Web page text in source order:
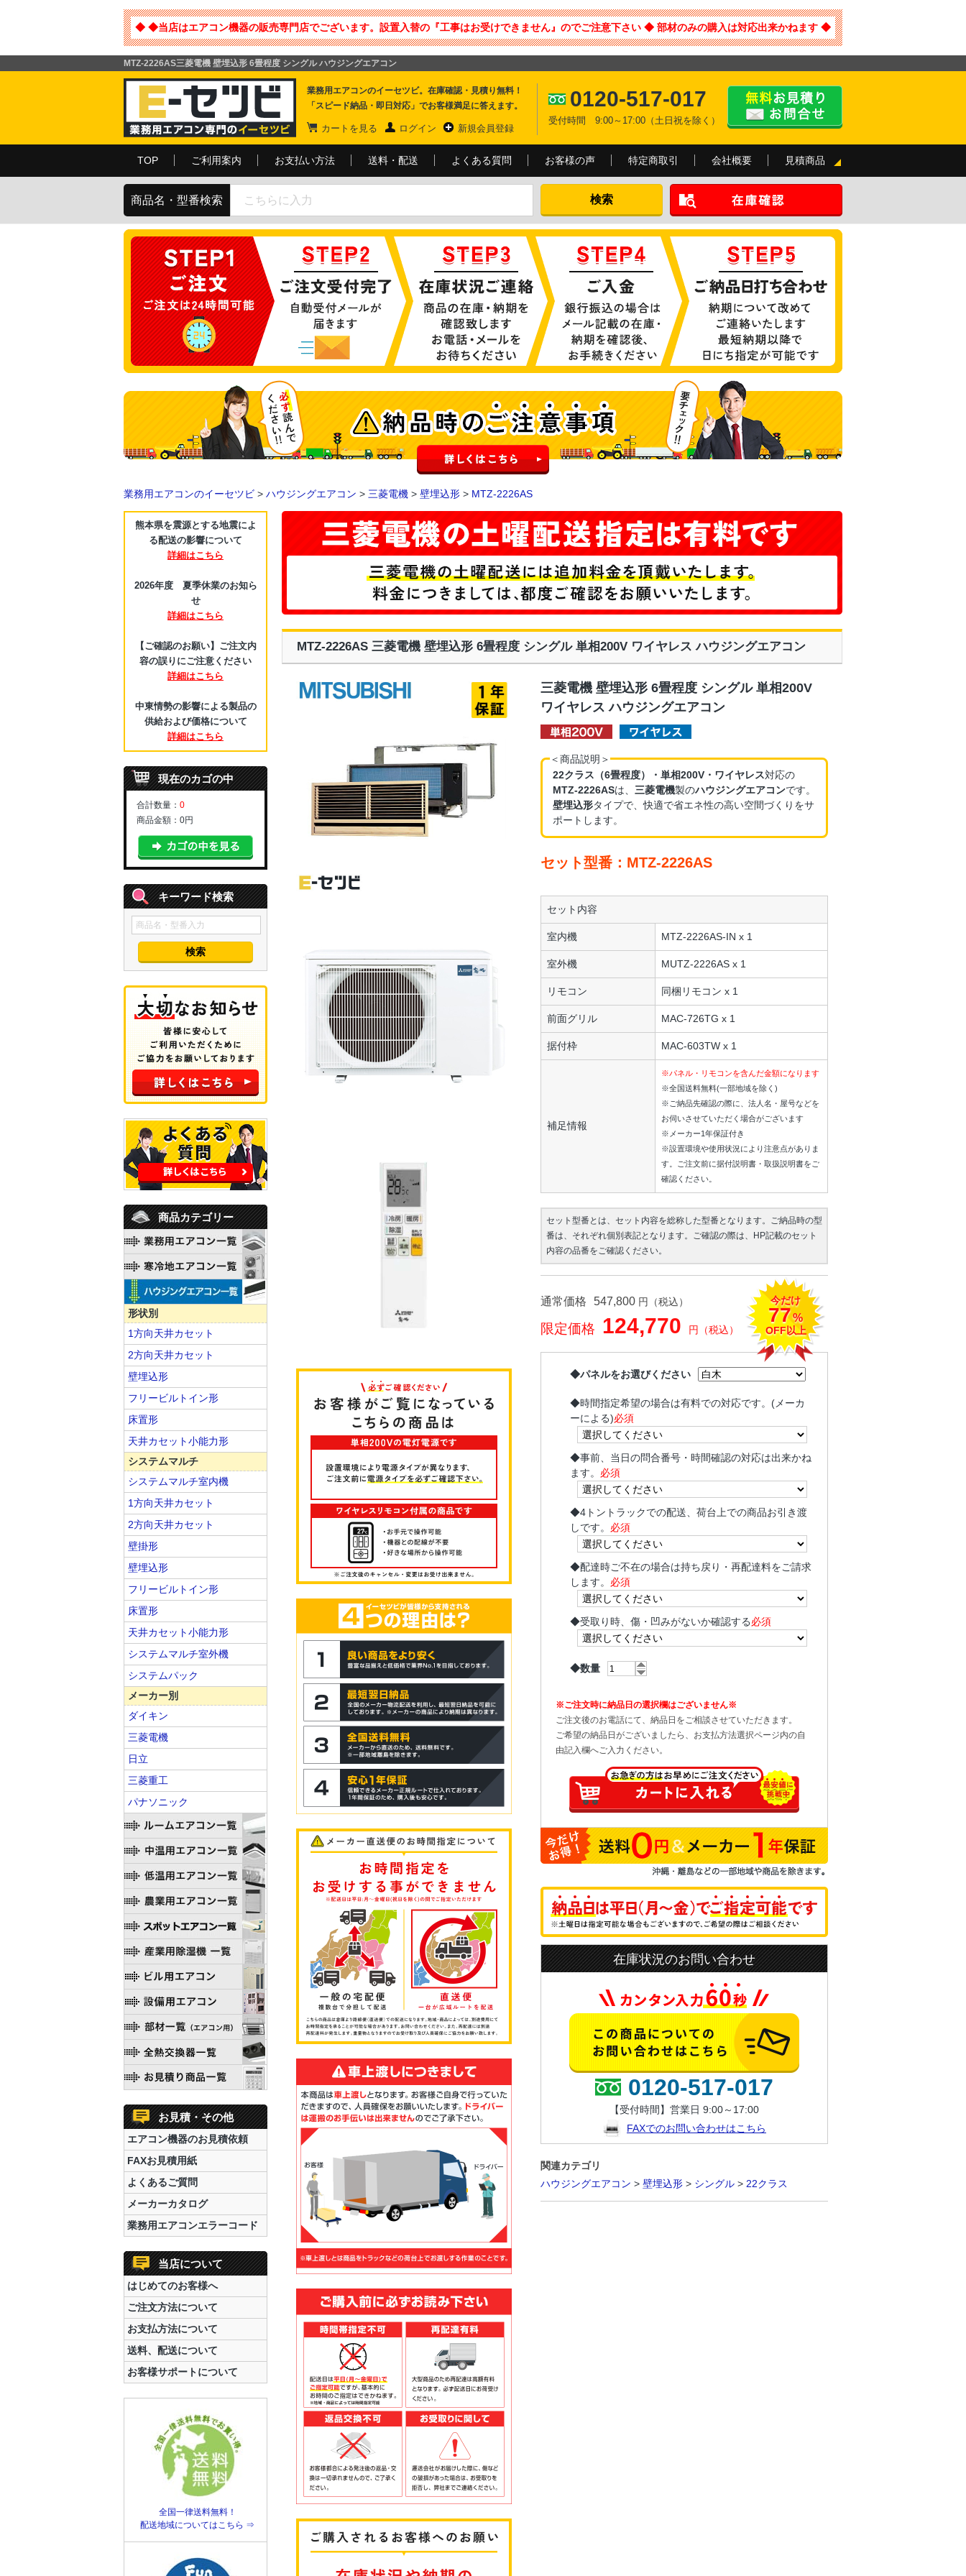
◆ ◆当店はエアコン機器の販売専門店でございます。設置入替の『工事はお受けできません』のでご注意下さい ◆ 部材のみの購入は対応出来かねます ◆
MTZ-2226AS三菱電機 壁埋込形 6畳程度 シングル ハウジングエアコン
業務用エアコンのイーセツビ。在庫確認・見積り無料！
「スピード納品・即日対応」でお客様満足に答えます。
カートを見る ログイン 新規会員登録
0120-517-017
受付時間 9:00～17:00（土日祝を除く）
TOP ご利用案内 お支払い方法 送料・配送 よくある質問 お客様の声 特定商取引 会社概要 見積商品
商品名・型番検索
業務用エアコンのイーセツビ > ハウジングエアコン > 三菱電機 > 壁埋込形 > MTZ-2226AS
MTZ-2226AS 三菱電機 壁埋込形 6畳程度 シングル 単相200V ワイヤレス ハウジングエアコン
三菱電機 壁埋込形 6畳程度 シングル 単相200V
ワイヤレス ハウジングエアコン
＜商品説明＞
22クラス（6畳程度）・単相200V・ワイヤレス対応の
MTZ-2226ASは、 三菱電機製のハウジングエアコンです。
壁埋込形タイプで、快適で省エネ性の高い空間づくりをサ
ポートします。
セット型番：MTZ-2226AS
セット内容
室内機 MTZ-2226AS-IN x 1
室外機 MUTZ-2226AS x 1
リモコン 同梱リモコン x 1
前面グリル MAC-726TG x 1
据付枠 MAC-603TW x 1
補足情報
※パネル・リモコンを含んだ金額になります
※全国送料無料(一部地域を除く)
※ご納品先確認の際に、法人名・屋号などを
お伺いさせていただく場合がございます
※メーカー1年保証付き
※設置環境や使用状況により注意点がありま
す。ご注文前に据付説明書・取扱説明書をご
確認ください。
セット型番とは、セット内容を総称した型番となります。ご納品時の型
番は、それぞれ個別表記となります。ご確認の際は、HP記載のセット
内容の品番をご確認ください。
通常価格 547,800 円（税込）
限定価格 124,770 円（税込）
今だけ
77%
OFF以上
◆パネルをお選びください
◆時間指定希望の場合は有料での対応です。(メーカ
ーによる)必須
◆事前、当日の問合番号・時間確認の対応は出来かね
ます。 必須
◆4トントラックでの配送、荷台上での商品お引き渡
しです。 必須
◆配達時ご不在の場合は持ち戻り・再配達料をご請求
します。 必須
◆受取り時、傷・凹みがないか確認する必須
◆数量
※ご注文時に納品日の選択欄はございません※
ご注文後のお電話にて、納品日をご相談させていただきます。
ご希望の納品日がございましたら、お支払方法選択ページ内の自
由記入欄へご入力ください。
在庫状況のお問い合わせ
0120-517-017
【受付時間】営業日 9:00～17:00
FAXでのお問い合わせはこちら
関連カテゴリ
ハウジングエアコン > 壁埋込形 > シングル > 22クラス
熊本県を震源とする地震によ
る配送の影響について
詳細はこちら
2026年度 夏季休業のお知ら
せ
詳細はこちら
【ご確認のお願い】ご注文内
容の誤りにご注意ください
詳細はこちら
中東情勢の影響による製品の
供給および価格について
詳細はこちら
現在のカゴの中
合計数量： 0
商品金額： 0円
キーワード検索
商品カテゴリー
形状別
1方向天井カセット
2方向天井カセット
壁埋込形
フリービルトイン形
床置形
天井カセット小能力形
システムマルチ
システムマルチ室内機
1方向天井カセット
2方向天井カセット
壁掛形
壁埋込形
フリービルトイン形
床置形
天井カセット小能力形
システムマルチ室外機
システムパック
メーカー別
ダイキン
三菱電機
日立
三菱重工
パナソニック
お見積・その他
エアコン機器のお見積依頼
FAXお見積用紙
よくあるご質問
メーカーカタログ
業務用エアコンエラーコード
当店について
はじめてのお客様へ
ご注文方法について
お支払方法について
送料、配送について
お客様サポートについて
全国一律送料無料！
配送地域についてはこちら ⇒